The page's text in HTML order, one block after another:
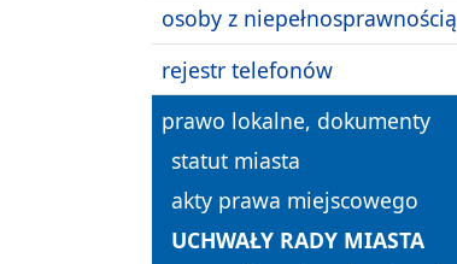
osoby z niepełnosprawnością
rejestr telefonów
prawo lokalne, dokumenty
statut miasta
akty prawa miejscowego
UCHWAŁY RADY MIASTA